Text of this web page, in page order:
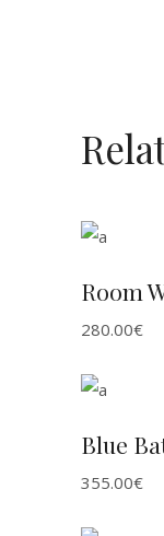
Room
280.00€
Blue
355.00€